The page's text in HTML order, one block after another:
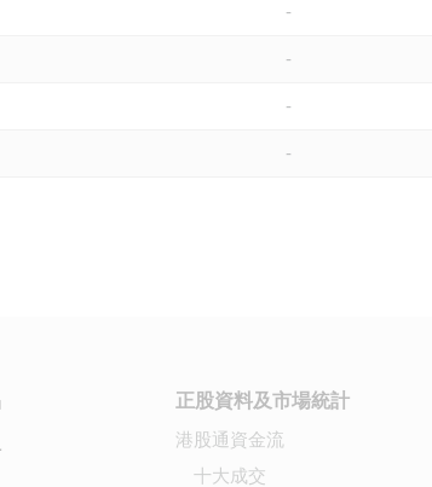
-
-
-
-
正股資料及市場統計
港股通資金流
十大成交